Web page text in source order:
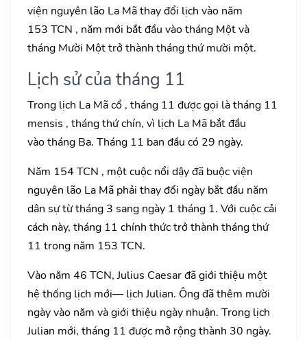
viện nguyên lão La Mã thay đổi lịch vào năm
153 TCN , năm mới bắt đầu vào tháng Một và
tháng Mười Một trở thành tháng thứ mười một.
Lịch sử của tháng 11
Trong lịch La Mã cổ , tháng 11 được gọi là tháng 11
mensis , tháng thứ chín, vì lịch La Mã bắt đầu
vào tháng Ba. Tháng 11 ban đầu có 29 ngày.
Năm 154 TCN , một cuộc nổi dậy đã buộc viện
nguyên lão La Mã phải thay đổi ngày bắt đầu năm
dân sự từ tháng 3 sang ngày 1 tháng 1. Với cuộc cải
cách này, tháng 11 chính thức trở thành tháng thứ
11 trong năm 153 TCN.
Vào năm 46 TCN, Julius Caesar đã giới thiệu một
hệ thống lịch mới— lịch Julian. Ông đã thêm mười
ngày vào năm và giới thiệu ngày nhuận. Trong lịch
Julian mới, tháng 11 được mở rộng thành 30 ngày.